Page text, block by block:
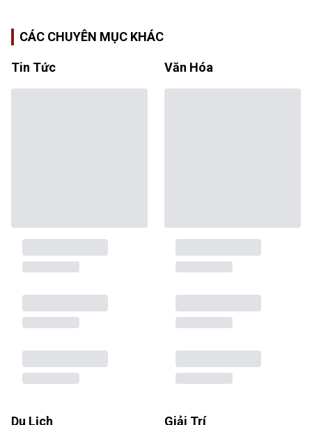
CÁC CHUYÊN MỤC KHÁC
Tin Tức Văn Hóa
Du Lịch Giải Trí